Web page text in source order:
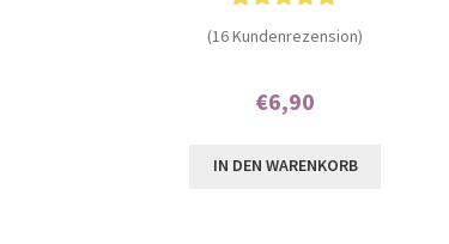
Kundenbewer
(16 Kundenrezension)
€6,90
IN DEN WARENKORB